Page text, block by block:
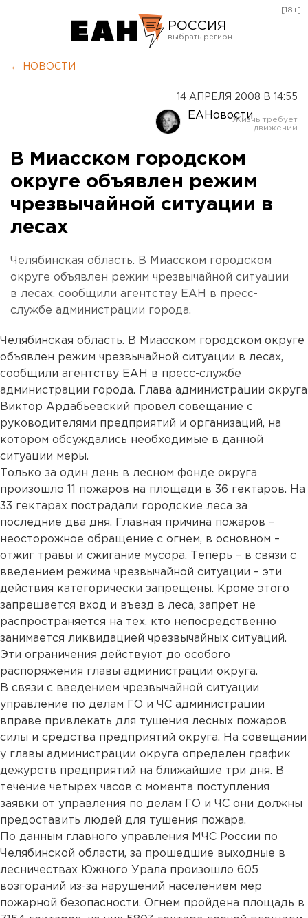
РОССИЯ
Оренбург
[18+]
← НОВОСТИ
14 АПРЕЛЯ 2008 В 14:55
ЕАНовости
В Миасском городском
округе объявлен режим
чрезвычайной ситуации в
лесах
Челябинская область. В Миасском городском
округе объявлен режим чрезвычайной ситуации
в лесах, сообщили агентству ЕАН в пресс-
службе администрации города.
Челябинская область. В Миасском городском округе
объявлен режим чрезвычайной ситуации в лесах,
сообщили агентству ЕАН в пресс-службе
администрации города. Глава администрации округа
Виктор Ардабьевский провел совещание с
руководителями предприятий и организаций, на
котором обсуждались необходимые в данной
ситуации меры.
Только за один день в лесном фонде округа
произошло 11 пожаров на площади в 36 гектаров. На
33 гектарах пострадали городские леса за
последние два дня. Главная причина пожаров –
неосторожное обращение с огнем, в основном –
отжиг травы и сжигание мусора. Теперь – в связи с
введением режима чрезвычайной ситуации – эти
действия категорически запрещены. Кроме этого
запрещается вход и въезд в леса, запрет не
распространяется на тех, кто непосредственно
занимается ликвидацией чрезвычайных ситуаций.
Эти ограничения действуют до особого
распоряжения главы администрации округа.
В связи с введением чрезвычайной ситуации
управление по делам ГО и ЧС администрации
вправе привлекать для тушения лесных пожаров
силы и средства предприятий округа. На совещании
у главы администрации округа определен график
дежурств предприятий на ближайшие три дня. В
течение четырех часов с момента поступления
заявки от управления по делам ГО и ЧС они должны
предоставить людей для тушения пожара.
По данным главного управления МЧС России по
Челябинской области, за прошедшие выходные в
лесничествах Южного Урала произошло 605
возгораний из-за нарушений населением мер
пожарной безопасности. Огнем пройдена площадь в